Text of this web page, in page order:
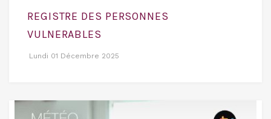
REGISTRE DES PERSONNES
VULNERABLES
Lundi 01 Décembre 2025